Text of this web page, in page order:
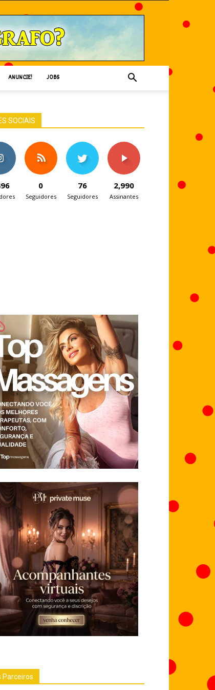
ANUNCIE! JOBS
SOCIAIS
0
Seguidores
76
Seguidores
2,990
Assinantes
Parceiros